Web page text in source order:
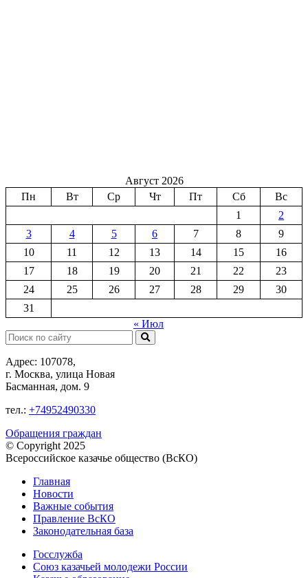
Август 2026
Пн
Вт Ср Чт Пт Сб
Вс
1
2
3
4 5 6 7 8
9
10
11 12 13 14 15
16
17
18 19 20 21 22
23
24
25 26 27 28 29
30
31
« Июл
Поиск:
Адрес: 107078,
г. Москва, улица Новая
Басманная, дом. 9
тел.: +74952490330
Обращения граждан
© Copyright 2025
Всероссийское казачье общество (ВсКО)
Главная
Новости
Важные события
Правление ВсКО
Законодательная база
Госслужба
Союз казачьей молодежи России